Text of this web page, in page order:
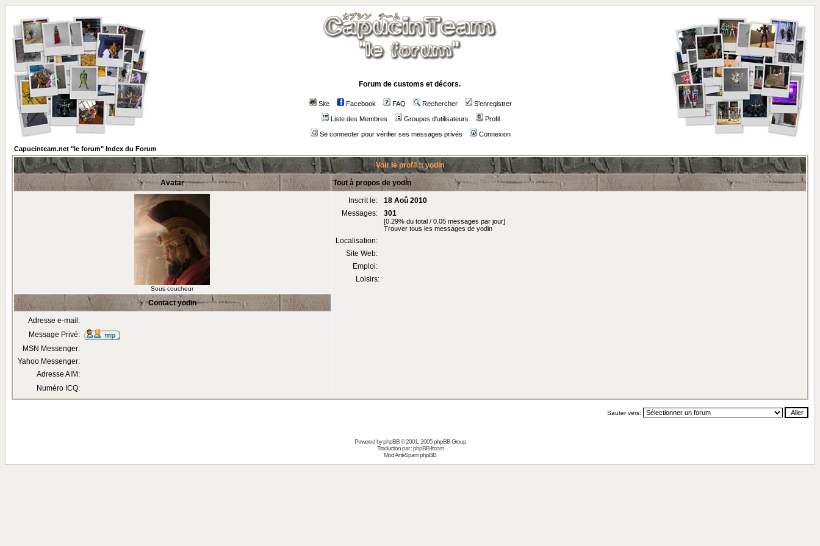
Forum de customs et décors.
Site Facebook FAQ Rechercher S'enregistrer
Liste des Membres Groupes d'utilisateurs Profil
Se connecter pour vérifier ses messages privés
Connexion
Capucinteam.net "le forum" Index du Forum
Voir le profil :: yodin
Avatar Tout à propos de yodin
Sous coucheur
Inscrit le:
18 Aoû 2010
Messages:
301
[0.29% du total / 0.05 messages par jour]
Trouver tous les messages de yodin
Localisation:
Site Web:
Emploi:
Loisirs:
Contact yodin
Adresse e-mail:
Message Privé:
MSN Messenger:
Yahoo Messenger:
Adresse AIM:
Numéro ICQ:
Sauter vers:
Powered byphpBB© 2001, 2005 phpBB Group
Traduction par :phpBB-fr.com
Mod Anti-Spam phpBB